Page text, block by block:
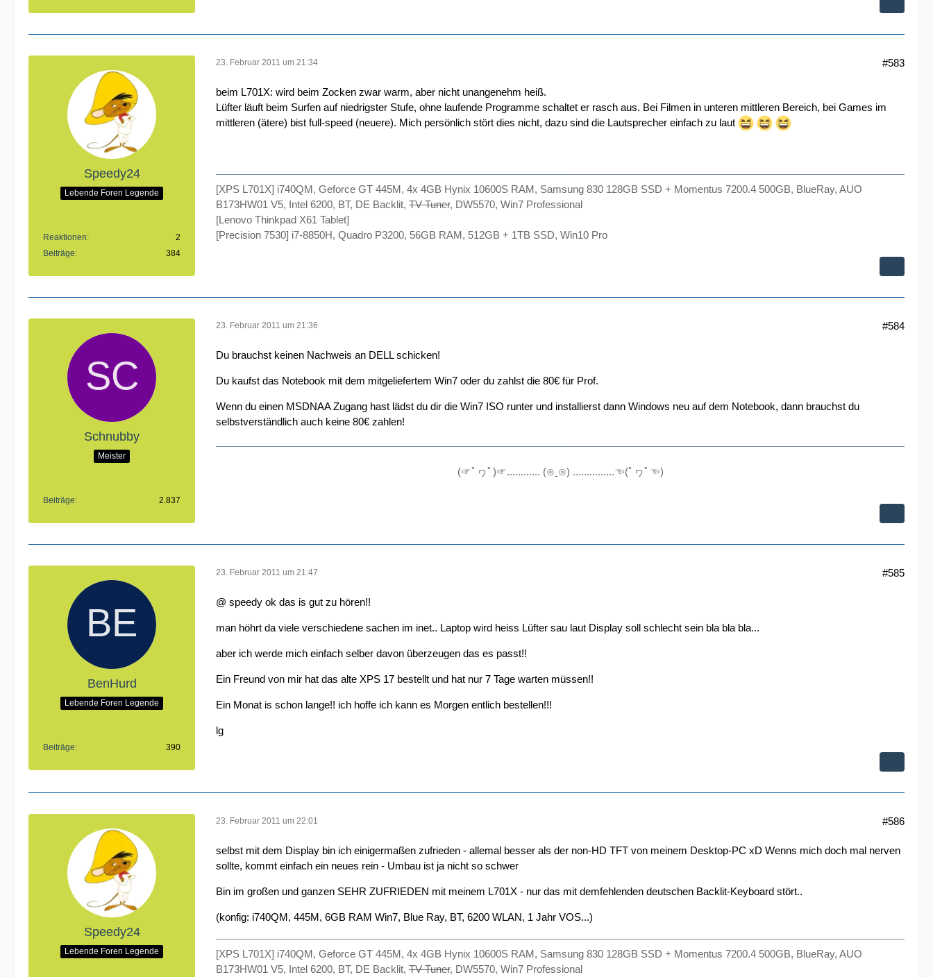
Speedy24
Lebende Foren Legende
Reaktionen
2
Beiträge
384
23. Februar 2011 um 21:34 #583
beim L701X: wird beim Zocken zwar warm, aber nicht unangenehm heiß.
Lüfter läuft beim Surfen auf niedrigster Stufe, ohne laufende Programme schaltet er rasch aus. Bei Filmen in unteren mittleren Bereich, bei Games im
mittleren (ätere) bist full-speed (neuere). Mich persönlich stört dies nicht, dazu sind die Lautsprecher einfach zu laut
[XPS L701X] i740QM, Geforce GT 445M, 4x 4GB Hynix 10600S RAM, Samsung 830 128GB SSD + Momentus 7200.4 500GB, BlueRay, AUO
B173HW01 V5, Intel 6200, BT, DE Backlit, TV Tuner, DW5570, Win7 Professional
[Lenovo Thinkpad X61 Tablet]
[Precision 7530] i7-8850H, Quadro P3200, 56GB RAM, 512GB + 1TB SSD, Win10 Pro
Schnubby
Meister
Beiträge 2.837
23. Februar 2011 um 21:36 #584
Du brauchst keinen Nachweis an DELL schicken!
Du kaufst das Notebook mit dem mitgeliefertem Win7 oder du zahlst die 80€ für Prof.
Wenn du einen MSDNAA Zugang hast lädst du dir die Win7 ISO runter und installierst dann Windows neu auf dem Notebook, dann brauchst du
selbstverständlich auch keine 80€ zahlen!
(☞ﾟヮﾟ)☞............ (⊙ˍ⊙) ...............☜(ﾟヮﾟ☜)
BenHurd
Lebende Foren Legende
Beiträge 390
23. Februar 2011 um 21:47 #585
@ speedy ok das is gut zu hören!!
man höhrt da viele verschiedene sachen im inet.. Laptop wird heiss Lüfter sau laut Display soll schlecht sein bla bla bla...
aber ich werde mich einfach selber davon überzeugen das es passt!!
Ein Freund von mir hat das alte XPS 17 bestellt und hat nur 7 Tage warten müssen!!
Ein Monat is schon lange!! ich hoffe ich kann es Morgen entlich bestellen!!!
lg
Speedy24
Lebende Foren Legende
23. Februar 2011 um 22:01 #586
selbst mit dem Display bin ich einigermaßen zufrieden - allemal besser als der non-HD TFT von meinem Desktop-PC xD Wenns mich doch mal nerven
sollte, kommt einfach ein neues rein - Umbau ist ja nicht so schwer
Bin im großen und ganzen SEHR ZUFRIEDEN mit meinem L701X - nur das mit demfehlenden deutschen Backlit-Keyboard stört..
(konfig: i740QM, 445M, 6GB RAM Win7, Blue Ray, BT, 6200 WLAN, 1 Jahr VOS...)
[XPS L701X] i740QM, Geforce GT 445M, 4x 4GB Hynix 10600S RAM, Samsung 830 128GB SSD + Momentus 7200.4 500GB, BlueRay, AUO
B173HW01 V5, Intel 6200, BT, DE Backlit, TV Tuner, DW5570, Win7 Professional